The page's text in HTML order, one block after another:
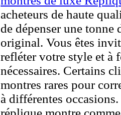
acheteurs de haute
de dépenser une
original. Vous êtes
refléter votre style et à
nécessaires. Certains
montres rares pour
à différentes